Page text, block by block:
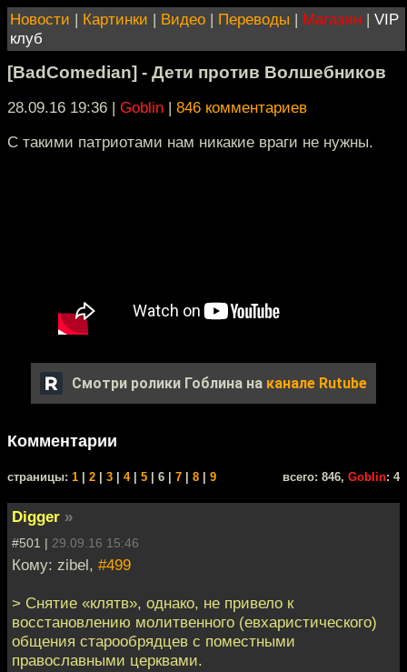
Новости | Картинки | Видео | Переводы | Магазин | VIP
клуб
[BadComedian] - Дети против Волшебников
28.09.16 19:36 | Goblin | 846 комментариев
С такими патриотами нам никакие враги не нужны.
Смотри ролики Гоблина на канале Rutube
Комментарии
cтраницы: 1 2 3 4| 5 | 6 | 7 8 9 всего: 846, Goblin: 4
Digger »
#501 | 29.09.16 15:46
Кому: zibel, #499
> Снятие «клятв», однако, не привело к
восстановлению молитвенного (евхаристического)
общения старообрядцев с поместными
православными церквами.